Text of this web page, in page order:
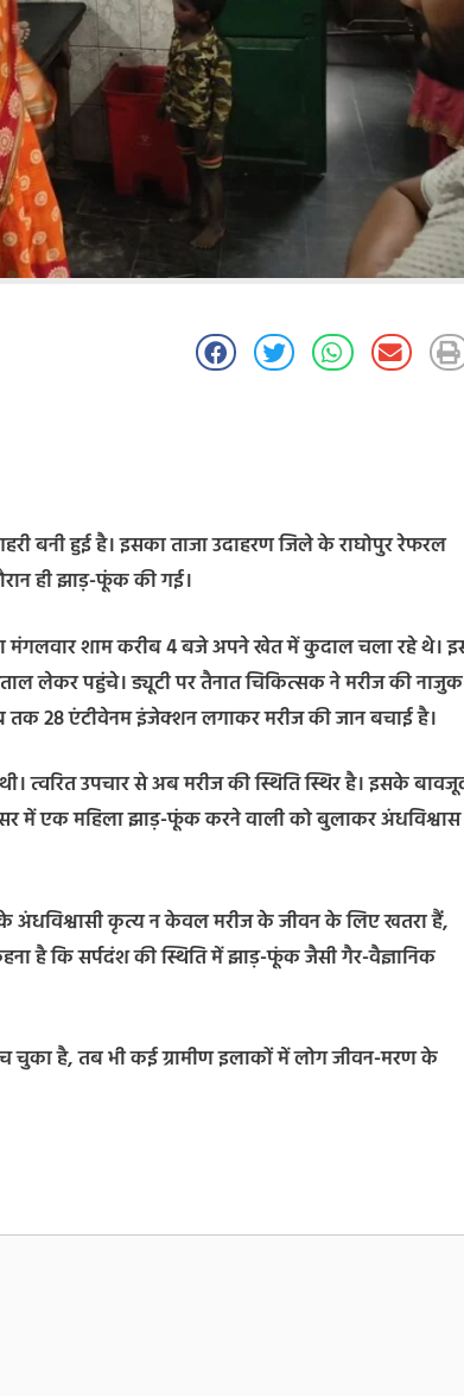
बनी हुई है। इसका ताजा उदाहरण जिले के राघोपुर रेफरल
ही झाड़-फूंक की गई।
मंगलवार शाम करीब 4 बजे अपने खेत में कुदाल चला रहे थे।
लेकर पहुंचे। ड्यूटी पर तैनात चिकित्सक ने मरीज की नाजुक
तक 28 एंटीवेनम इंजेक्शन लगाकर मरीज की जान बचाई है।
त्वरित उपचार से अब मरीज की स्थिति स्थिर है। इसके
में एक महिला झाड़-फूंक करने वाली को बुलाकर अंधविश्वास
अंधविश्वासी कृत्य न केवल मरीज के जीवन के लिए खतरा हैं,
है कि सर्पदंश की स्थिति में झाड़-फूंक जैसी गैर-वैज्ञानिक
है, तब भी कई ग्रामीण इलाकों में लोग जीवन-मरण के